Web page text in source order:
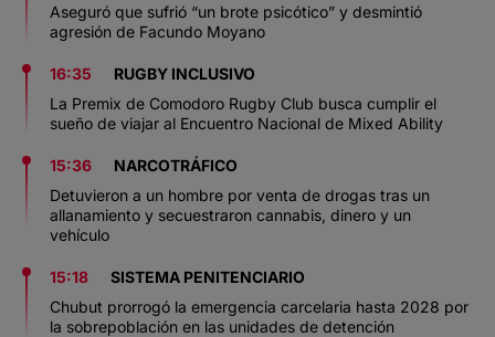
Aseguró que sufrió “un brote psicótico” y desmintió
agresión de Facundo Moyano
16:35
RUGBY INCLUSIVO
La Premix de Comodoro Rugby Club busca cumplir el
sueño de viajar al Encuentro Nacional de Mixed Ability
15:36
NARCOTRÁFICO
Detuvieron a un hombre por venta de drogas tras un
allanamiento y secuestraron cannabis, dinero y un
vehículo
15:18
SISTEMA PENITENCIARIO
Chubut prorrogó la emergencia carcelaria hasta 2028 por
la sobrepoblación en las unidades de detención